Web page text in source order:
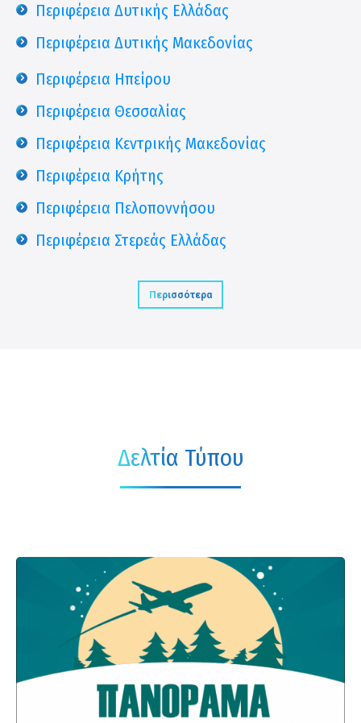
Περιφέρεια Δυτικής Ελλάδας
Περιφέρεια Δυτικής Μακεδονίας
Περιφέρεια Ηπείρου
Περιφέρεια Θεσσαλίας
Περιφέρεια Κεντρικής Μακεδονίας
Περιφέρεια Κρήτης
Περιφέρεια Πελοποννήσου
Περιφέρεια Στερεάς Ελλάδας
Περισσότερα
Δελτία Τύπου